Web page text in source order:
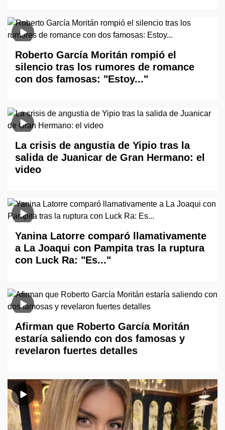
Roberto García Moritán rompió el
silencio tras los rumores de romance
con dos famosas: "Estoy..."
La crisis de angustia de Yipio tras la
salida de Juanicar de Gran Hermano: el
video
Yanina Latorre comparó llamativamente
a La Joaqui con Pampita tras la ruptura
con Luck Ra: "Es..."
Afirman que Roberto García Moritán
estaría saliendo con dos famosas y
revelaron fuertes detalles